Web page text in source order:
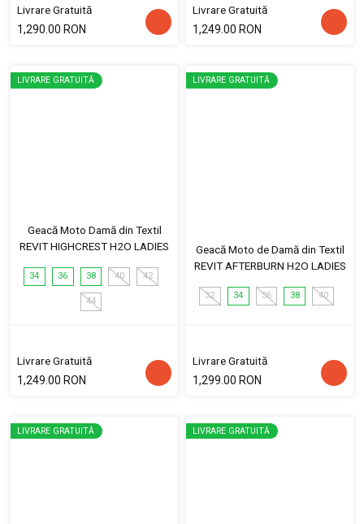
Livrare Gratuită
1,290.00 RON
Livrare Gratuită
1,249.00 RON
LIVRARE GRATUITĂ
Geacă Moto Damă din Textil
REVIT HIGHCREST H2O LADIES
34 36 38 40 42
44
Livrare Gratuită
1,249.00 RON
LIVRARE GRATUITĂ
Geacă Moto de Damă din Textil
REVIT AFTERBURN H2O LADIES
32 34 36 38 40
Livrare Gratuită
1,299.00 RON
LIVRARE GRATUITĂ LIVRARE GRATUITĂ